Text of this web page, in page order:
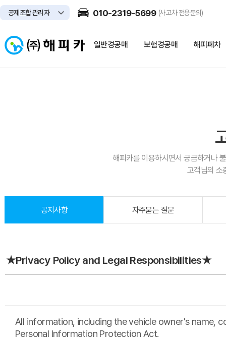
공제조합 관리자 010-2319-5699 (사고차 전용문의)
일반경공매 보험경공매 해피폐차
해피카를 이용하시면서 궁금하거나
고객님의 소
공지사항 자주묻는 질문
★Privacy Policy and Legal Responsibilities★
All information, including the vehicle owner's name,
Personal Information Protection Act.